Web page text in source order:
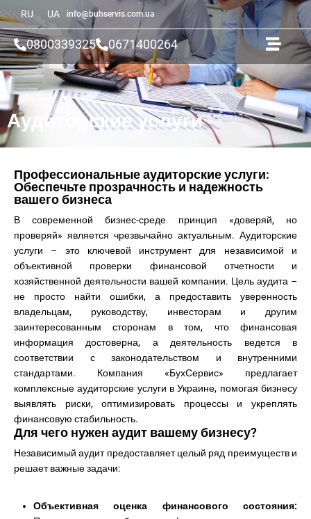
RU UA info@buhservis.com.ua
0800339325 0671400264
Аудиторские услуги
Профессиональные аудиторские услуги:
Обеспечьте прозрачность и надежность
вашего бизнеса
В современной бизнес-среде принцип «доверяй, но
проверяй» является чрезвычайно актуальным. Аудиторские
услуги – это ключевой инструмент для независимой и
объективной проверки финансовой отчетности и
хозяйственной деятельности вашей компании. Цель аудита –
не просто найти ошибки, а предоставить уверенность
владельцам, руководству, инвесторам и другим
заинтересованным сторонам в том, что финансовая
информация достоверна, а деятельность ведется в
соответствии с законодательством и внутренними
стандартами. Компания «БухСервис» предлагает
комплексные аудиторские услуги в Украине, помогая бизнесу
выявлять риски, оптимизировать процессы и укреплять
финансовую стабильность.
Для чего нужен аудит вашему бизнесу?
Независимый аудит предоставляет целый ряд преимуществ и
решает важные задачи:
Объективная оценка финансового состояния: